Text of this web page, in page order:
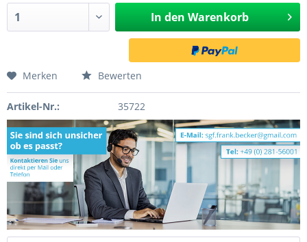
In den Warenkorb
Merken Bewerten
Artikel-Nr.: 35722